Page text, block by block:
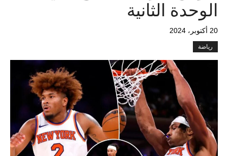
الوحدة الثانية
20 أكتوبر، 2024
رياضة